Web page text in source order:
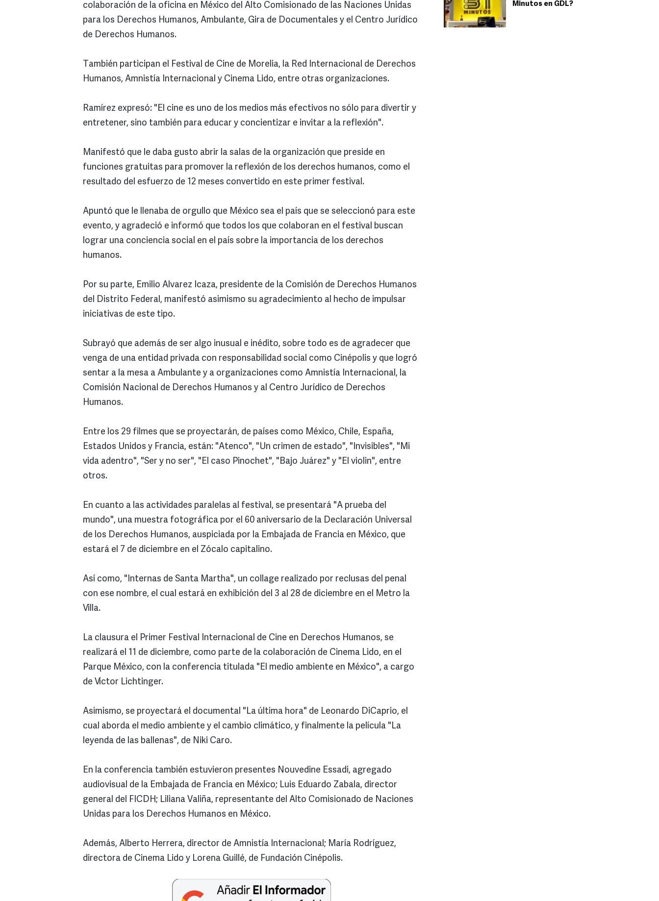
Minutos en GDL?
colaboración de la oficina en México del Alto Comisionado de las Naciones Unidas
para los Derechos Humanos, Ambulante, Gira de Documentales y el Centro Jurídico
de Derechos Humanos.
También participan el Festival de Cine de Morelia, la Red Internacional de Derechos
Humanos, Amnistía Internacional y Cinema Lido, entre otras organizaciones.
Ramírez expresó: "El cine es uno de los medios más efectivos no sólo para divertir y
entretener, sino también para educar y concientizar e invitar a la reflexión".
Manifestó que le daba gusto abrir la salas de la organización que preside en
funciones gratuitas para promover la reflexión de los derechos humanos, como el
resultado del esfuerzo de 12 meses convertido en este primer festival.
Apuntó que le llenaba de orgullo que México sea el país que se seleccionó para este
evento, y agradeció e informó que todos los que colaboran en el festival buscan
lograr una conciencia social en el país sobre la importancia de los derechos
humanos.
Por su parte, Emilio Alvarez Icaza, presidente de la Comisión de Derechos Humanos
del Distrito Federal, manifestó asimismo su agradecimiento al hecho de impulsar
iniciativas de este tipo.
Subrayó que además de ser algo inusual e inédito, sobre todo es de agradecer que
venga de una entidad privada con responsabilidad social como Cinépolis y que logró
sentar a la mesa a Ambulante y a organizaciones como Amnistía Internacional, la
Comisión Nacional de Derechos Humanos y al Centro Jurídico de Derechos
Humanos.
Entre los 29 filmes que se proyectarán, de países como México, Chile, España,
Estados Unidos y Francia, están: "Atenco", "Un crimen de estado", "Invisibles", "Mi
vida adentro", "Ser y no ser", "El caso Pinochet", "Bajo Juárez" y "El violin", entre
otros.
En cuanto a las actividades paralelas al festival, se presentará "A prueba del
mundo", una muestra fotográfica por el 60 aniversario de la Declaración Universal
de los Derechos Humanos, auspiciada por la Embajada de Francia en México, que
estará el 7 de diciembre en el Zócalo capitalino.
Así como, "Internas de Santa Martha", un collage realizado por reclusas del penal
con ese nombre, el cual estará en exhibición del 3 al 28 de diciembre en el Metro la
Villa.
La clausura el Primer Festival Internacional de Cine en Derechos Humanos, se
realizará el 11 de diciembre, como parte de la colaboración de Cinema Lido, en el
Parque México, con la conferencia titulada "El medio ambiente en México", a cargo
de Víctor Lichtinger.
Asimismo, se proyectará el documental "La última hora" de Leonardo DiCaprio, el
cual aborda el medio ambiente y el cambio climático, y finalmente la película "La
leyenda de las ballenas", de Niki Caro.
En la conferencia también estuvieron presentes Nouvedine Essadi, agregado
audiovisual de la Embajada de Francia en México; Luis Eduardo Zabala, director
general del FICDH; Liliana Valiña, representante del Alto Comisionado de Naciones
Unidas para los Derechos Humanos en México.
Además, Alberto Herrera, director de Amnistía Internacional; María Rodríguez,
directora de Cinema Lido y Lorena Guillé, de Fundación Cinépolis.